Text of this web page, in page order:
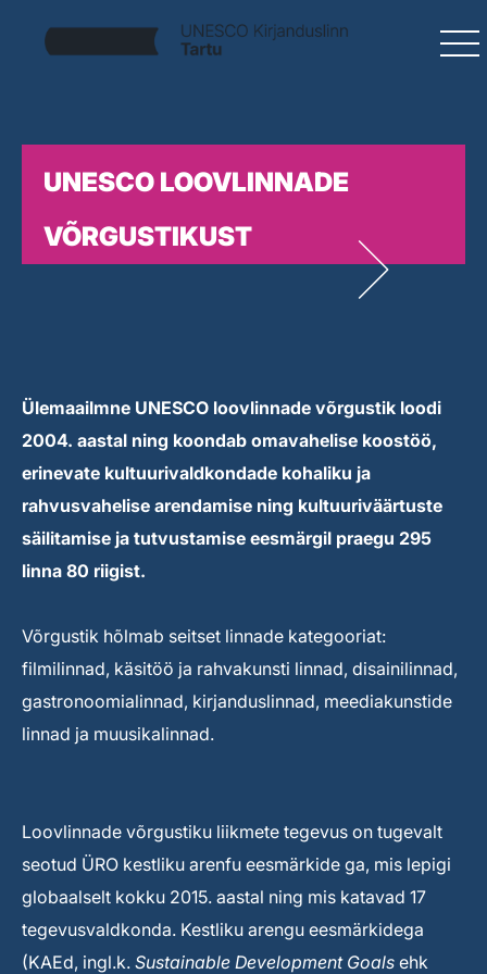
UNESCO LOOVLINNADE
VÕRGUSTIKUST
Ülemaailmne UNESCO loovlinnade võrgustik loodi
2004. aastal ning koondab omavahelise koostöö,
erinevate kultuurivaldkondade kohaliku ja
rahvusvahelise arendamise ning kultuuriväärtuste
säilitamise ja tutvustamise eesmärgil praegu 295
linna 80 riigist.
Võrgustik hõlmab seitset linnade kategooriat:
filmilinnad, käsitöö ja rahvakunsti linnad, disainilinnad,
gastronoomialinnad, kirjanduslinnad, meediakunstide
linnad ja muusikalinnad.
Loovlinnade võrgustiku liikmete tegevus on tugevalt
seotud ÜRO kestliku arenfu eesmärkide ga, mis lepigi
globaalselt kokku 2015. aastal ning mis katavad 17
tegevusvaldkonda. Kestliku arengu eesmärkidega
(KAEd, ingl.k. Sustainable Development Goals ehk